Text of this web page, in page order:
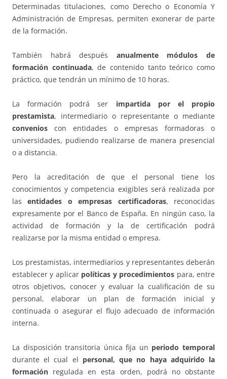
Determinadas titulaciones, como Derecho o Economía Y
Administración de Empresas, permiten exonerar de parte
de la formación.
También habrá después anualmente módulos de
formación continuada, de contenido tanto teórico como
práctico, que tendrán un mínimo de 10 horas.
La formación podrá ser impartida por el propio
prestamista, intermediario o representante o mediante
convenios con entidades o empresas formadoras o
universidades, pudiendo realizarse de manera presencial
o a distancia.
Pero la acreditación de que el personal tiene los
conocimientos y competencia exigibles será realizada por
lasentidades o empresas certificadoras, reconocidas
expresamente por el Banco de España. En ningún caso, la
actividad de formación y la de certificación podrá
realizarse por la misma entidad o empresa.
Los prestamistas, intermediarios y representantes deberán
establecer y aplicar políticas y procedimientos para, entre
otros objetivos, conocer y evaluar la cualificación de su
personal, elaborar un plan de formación inicial y
continuada o asegurar el flujo adecuado de información
interna.
La disposición transitoria única fija un periodo temporal
durante el cual el personal, que no haya adquirido la
formación regulada en esta orden, podrá no obstante